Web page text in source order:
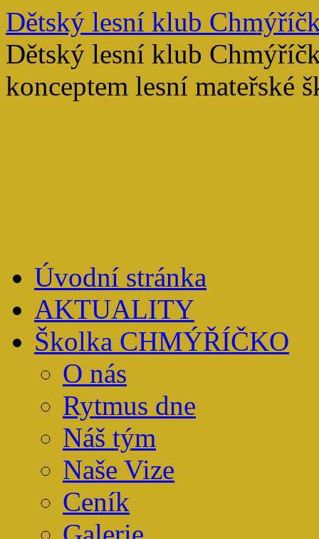
Přejít
obsahu
webu
Dětský lesní klub
Dětský lesní klub
konceptem lesní mateřské
Úvodní stránka
AKTUALITY
Školka CHMÝŘÍČKO
O nás
Rytmus dne
Náš tým
Naše Vize
Ceník